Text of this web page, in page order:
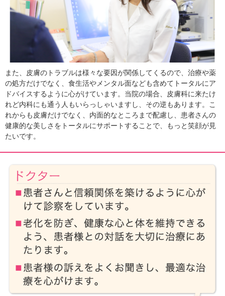
また、皮膚のトラブルは様々な要因が関係してくるので、治療や薬
の処方だけでなく、食生活やメンタル面なども含めてトータルにア
ドバイスするように心がけています。当院の場合、皮膚科に来たけ
れど内科にも通う人もいらっしゃいますし、その逆もあります。こ
れからも皮膚だけでなく、内面的なところまで配慮し、患者さんの
健康的な美しさをトータルにサポートすることで、もっと笑顔が見
たいです。